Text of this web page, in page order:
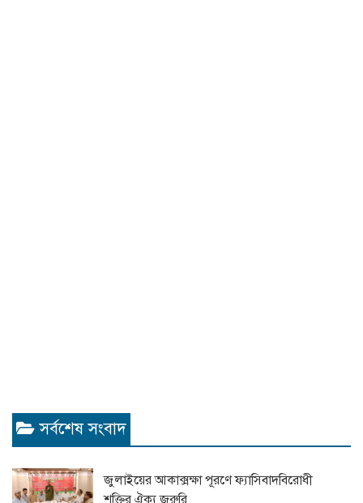
সর্বশেষ সংবাদ
জুলাইয়ের আকাক্সক্ষা পূরণে ফ্যাসিবাদবিরোধী
শক্তির ঐক্য জরুরি